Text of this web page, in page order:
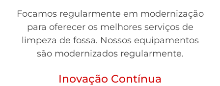
Focamos regularmente em modernização
para oferecer os melhores serviços de
limpeza de fossa. Nossos equipamentos
são modernizados regularmente.
Inovação Contínua